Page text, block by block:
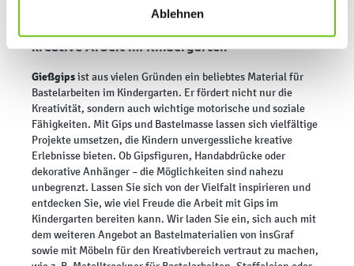
Ablehnen
kreative Arbeit im Kindergarten
Gießgipsist aus vielen Gründen ein beliebtes Material für
Bastelarbeiten im Kindergarten. Er fördert nicht nur die
Kreativität, sondern auch wichtige motorische und soziale
Fähigkeiten. Mit Gips und Bastelmasse lassen sich vielfältige
Projekte umsetzen, die Kindern unvergessliche kreative
Erlebnisse bieten. Ob Gipsfiguren, Handabdrücke oder
dekorative Anhänger – die Möglichkeiten sind nahezu
unbegrenzt. Lassen Sie sich von der Vielfalt inspirieren und
entdecken Sie, wie viel Freude die Arbeit mit Gips im
Kindergarten bereiten kann. Wir laden Sie ein, sich auch mit
dem weiteren Angebot an Bastelmaterialien von insGraf
sowie mit Möbeln für den Kreativbereich vertraut zu machen,